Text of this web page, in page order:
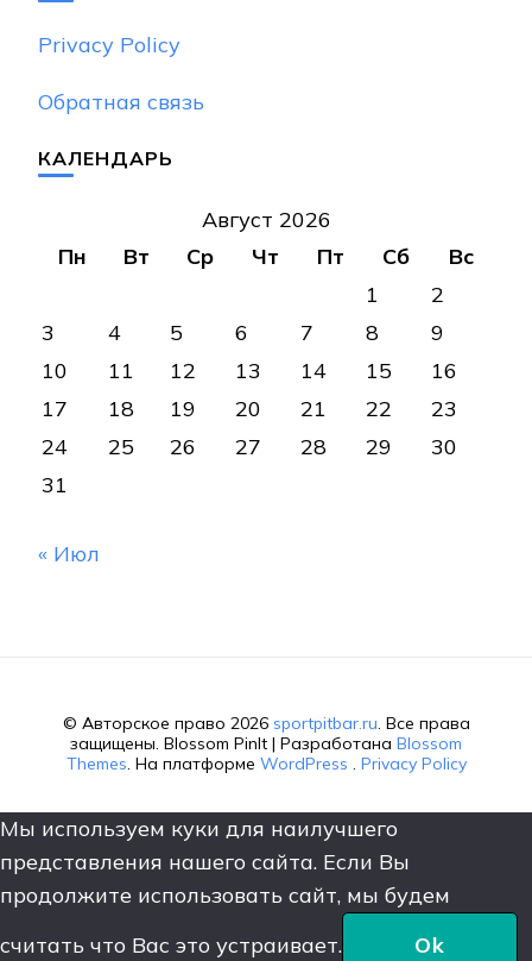
Privacy Policy
Обратная связь
КАЛЕНДАРЬ
Август 2026
Пн
Вт Ср Чт Пт Сб
Вс
1
2
3
4 5 6 7 8
9
10
11 12 13 14 15
16
17
18 19 20 21 22
23
24
25 26 27 28 29
30
31
« Июл
© Авторское право 2026 sportpitbar.ru. Все права
защищены. Blossom PinIt | Разработана Blossom
Themes. На платформе WordPress . Privacy Policy
Мы используем куки для наилучшего
представления нашего сайта. Если Вы
продолжите использовать сайт, мы будем
считать что Вас это устраивает.
Ok